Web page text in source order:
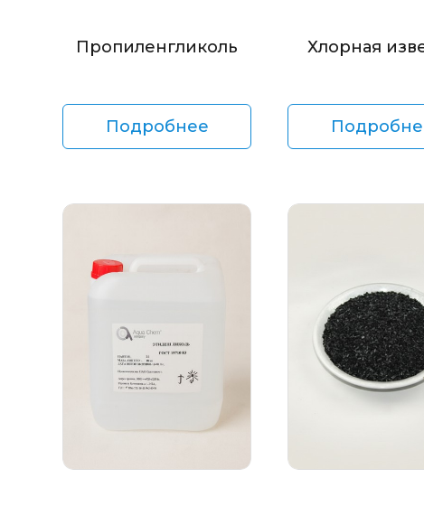
Пропиленгликоль
Подробнее
Хлорная